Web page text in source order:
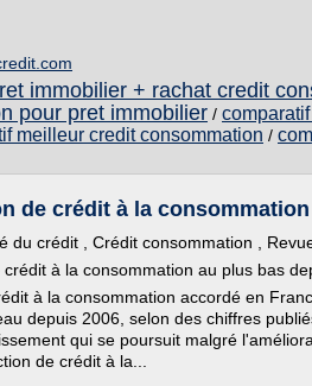
immobilier + rachat credit
pour pret immobilier /
meilleur credit consommation /
de crédit à la
du crédit , Crédit consommation ,
à la consommation au plus bas
à la consommation accordé en
depuis 2006, selon des chiffres
qui se poursuit malgré
de crédit à la...